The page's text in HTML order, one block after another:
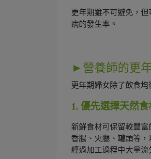
更年期雖不可避免，
病的發生率。
►營養師的更
更年期婦女除了飲食
1. 優先選擇天然食
新鮮食材可保留較豐富
香腸、火腿、罐頭等
經過加工過程中大量流